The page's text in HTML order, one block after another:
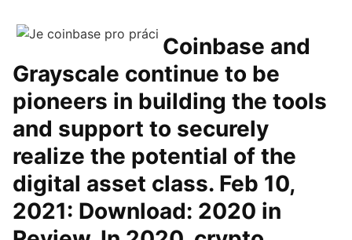
Coinbase and
Grayscale continue to be
pioneers in building the tools
and support to securely
realize the potential of the
digital asset class. Feb 10,
2021: Download: 2020 in